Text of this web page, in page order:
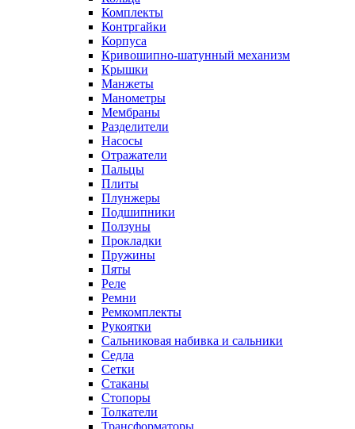
Комплекты
Контргайки
Корпуса
Кривошипно-шатунный механизм
Крышки
Манжеты
Манометры
Мембраны
Разделители
Насосы
Отражатели
Пальцы
Плиты
Плунжеры
Подшипники
Ползуны
Прокладки
Пружины
Пяты
Реле
Ремни
Ремкомплекты
Рукоятки
Сальниковая набивка и сальники
Седла
Сетки
Стаканы
Стопоры
Толкатели
Трансформаторы